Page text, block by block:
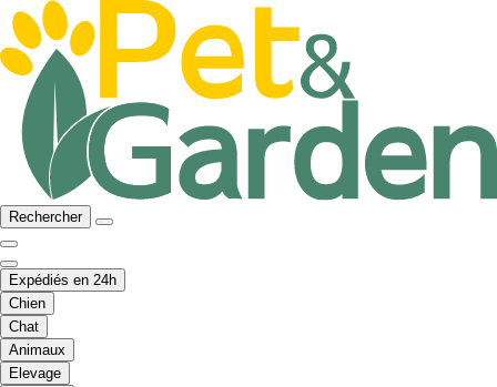
Rechercher
Expédiés en 24h
Chien
Chat
Animaux
Elevage